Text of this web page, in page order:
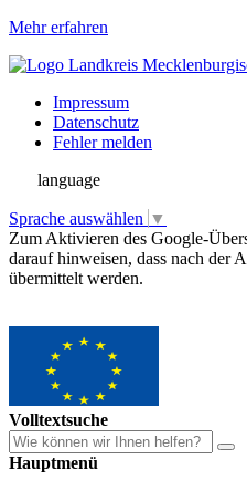
Mehr erfahren
Impressum
Datenschutz
Fehler melden
language
Sprache auswählen ▼
Zum Aktivieren des Google-
darauf hinweisen, dass nach der
übermittelt werden.
Volltextsuche
Hauptmenü